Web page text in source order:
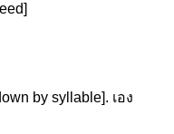
by syllable]. เอง